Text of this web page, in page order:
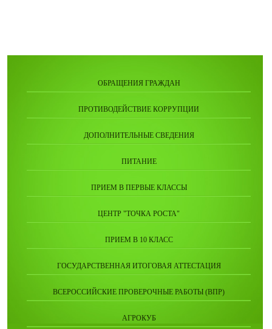
ОБРАЩЕНИЯ ГРАЖДАН
ПРОТИВОДЕЙСТВИЕ КОРРУПЦИИ
ДОПОЛНИТЕЛЬНЫЕ СВЕДЕНИЯ
ПИТАНИЕ
ПРИЕМ В ПЕРВЫЕ КЛАССЫ
ЦЕНТР "ТОЧКА РОСТА"
ПРИЕМ В 10 КЛАСС
ГОСУДАРСТВЕННАЯ ИТОГОВАЯ АТТЕСТАЦИЯ
ВСЕРОССИЙСКИЕ ПРОВЕРОЧНЫЕ РАБОТЫ (ВПР)
АГРОКУБ